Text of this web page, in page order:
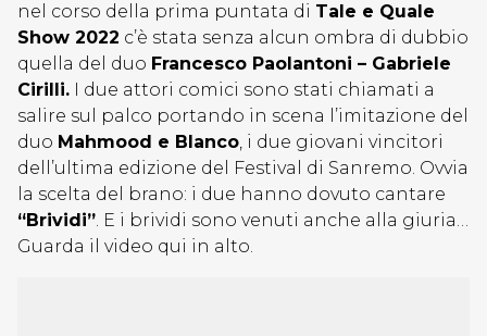
nel corso della prima puntata di Tale e Quale
Show 2022 c’è stata senza alcun ombra di dubbio
quella del duo Francesco Paolantoni – Gabriele
Cirilli. I due attori comici sono stati chiamati a
salire sul palco portando in scena l’imitazione del
duo Mahmood e Blanco, i due giovani vincitori
dell’ultima edizione del Festival di Sanremo. Ovvia
la scelta del brano: i due hanno dovuto cantare
“Brividi”. E i brividi sono venuti anche alla giuria…
Guarda il video qui in alto.